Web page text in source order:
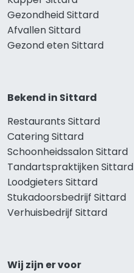
Gezondheid Sittard
Afvallen Sittard
Gezond eten Sittard
Bekend in Sittard
Restaurants Sittard
Catering Sittard
Schoonheidssalon Sittard
Tandartspraktijken Sittard
Loodgieters Sittard
Stukadoorsbedrijf Sittard
Verhuisbedrijf Sittard
Wij zijn er voor